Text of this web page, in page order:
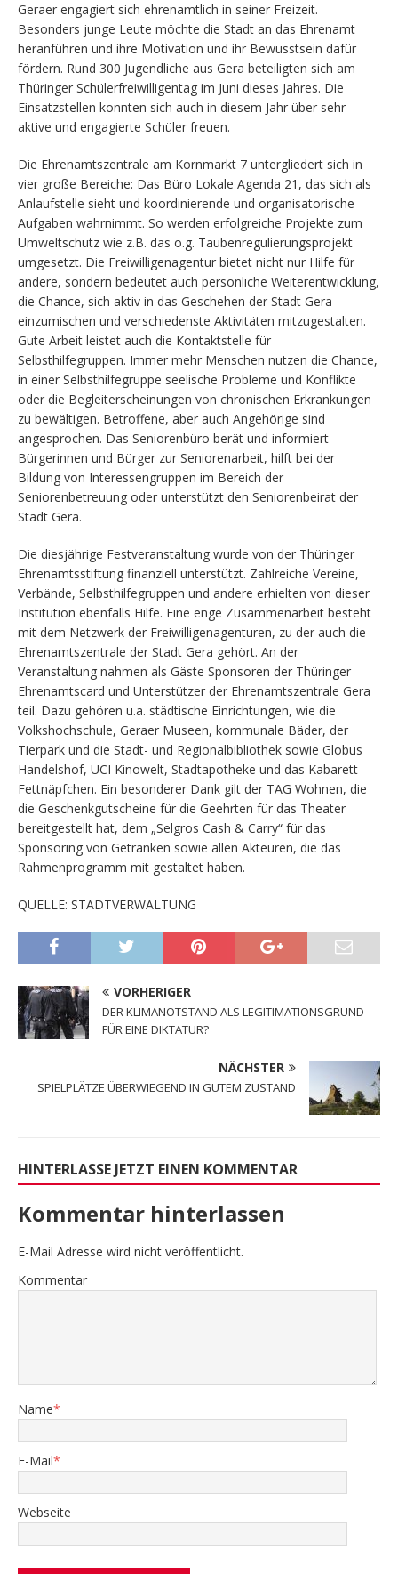
Geraer engagiert sich ehrenamtlich in seiner Freizeit.
Besonders junge Leute möchte die Stadt an das Ehrenamt
heranführen und ihre Motivation und ihr Bewusstsein dafür
fördern. Rund 300 Jugendliche aus Gera beteiligten sich am
Thüringer Schülerfreiwilligentag im Juni dieses Jahres. Die
Einsatzstellen konnten sich auch in diesem Jahr über sehr
aktive und engagierte Schüler freuen.
Die Ehrenamtszentrale am Kornmarkt 7 untergliedert sich in
vier große Bereiche: Das Büro Lokale Agenda 21, das sich als
Anlaufstelle sieht und koordinierende und organisatorische
Aufgaben wahrnimmt. So werden erfolgreiche Projekte zum
Umweltschutz wie z.B. das o.g. Taubenregulierungsprojekt
umgesetzt. Die Freiwilligenagentur bietet nicht nur Hilfe für
andere, sondern bedeutet auch persönliche Weiterentwicklung,
die Chance, sich aktiv in das Geschehen der Stadt Gera
einzumischen und verschiedenste Aktivitäten mitzugestalten.
Gute Arbeit leistet auch die Kontaktstelle für
Selbsthilfegruppen. Immer mehr Menschen nutzen die Chance,
in einer Selbsthilfegruppe seelische Probleme und Konflikte
oder die Begleiterscheinungen von chronischen Erkrankungen
zu bewältigen. Betroffene, aber auch Angehörige sind
angesprochen. Das Seniorenbüro berät und informiert
Bürgerinnen und Bürger zur Seniorenarbeit, hilft bei der
Bildung von Interessengruppen im Bereich der
Seniorenbetreuung oder unterstützt den Seniorenbeirat der
Stadt Gera.
Die diesjährige Festveranstaltung wurde von der Thüringer
Ehrenamtsstiftung finanziell unterstützt. Zahlreiche Vereine,
Verbände, Selbsthilfegruppen und andere erhielten von dieser
Institution ebenfalls Hilfe. Eine enge Zusammenarbeit besteht
mit dem Netzwerk der Freiwilligenagenturen, zu der auch die
Ehrenamtszentrale der Stadt Gera gehört. An der
Veranstaltung nahmen als Gäste Sponsoren der Thüringer
Ehrenamtscard und Unterstützer der Ehrenamtszentrale Gera
teil. Dazu gehören u.a. städtische Einrichtungen, wie die
Volkshochschule, Geraer Museen, kommunale Bäder, der
Tierpark und die Stadt- und Regionalbibliothek sowie Globus
Handelshof, UCI Kinowelt, Stadtapotheke und das Kabarett
Fettnäpfchen. Ein besonderer Dank gilt der TAG Wohnen, die
die Geschenkgutscheine für die Geehrten für das Theater
bereitgestellt hat, dem „Selgros Cash & Carry“ für das
Sponsoring von Getränken sowie allen Akteuren, die das
Rahmenprogramm mit gestaltet haben.
QUELLE: STADTVERWALTUNG
VORHERIGER
DER KLIMANOTSTAND ALS LEGITIMATIONSGRUND
FÜR EINE DIKTATUR?
NÄCHSTER
SPIELPLÄTZE ÜBERWIEGEND IN GUTEM ZUSTAND
HINTERLASSE JETZT EINEN KOMMENTAR
Kommentar hinterlassen
E-Mail Adresse wird nicht veröffentlicht.
Kommentar
Name*
E-Mail*
Webseite